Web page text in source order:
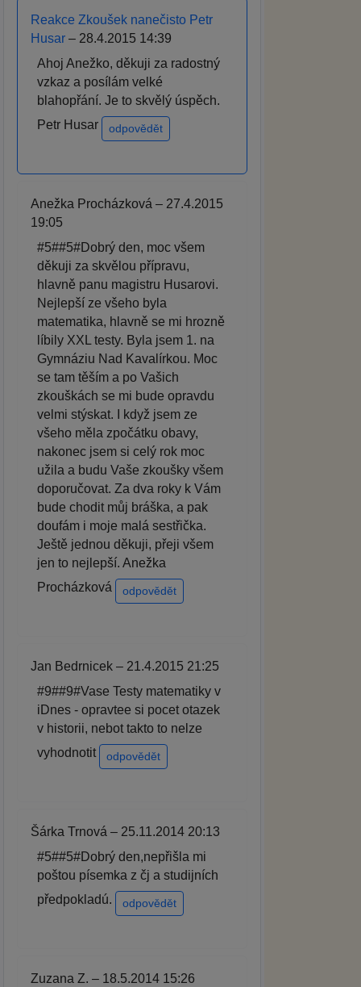
Reakce Zkoušek nanečisto Petr
Husar – 28.4.2015 14:39
Ahoj Anežko, děkuji za radostný
vzkaz a posílám velké
blahopřání. Je to skvělý úspěch.
Petr Husar
odpovědět
Anežka Procházková – 27.4.2015
19:05
#5##5#Dobrý den, moc všem
děkuji za skvělou přípravu,
hlavně panu magistru Husarovi.
Nejlepší ze všeho byla
matematika, hlavně se mi hrozně
líbily XXL testy. Byla jsem 1. na
Gymnáziu Nad Kavalírkou. Moc
se tam těším a po Vašich
zkouškách se mi bude opravdu
velmi stýskat. I když jsem ze
všeho měla zpočátku obavy,
nakonec jsem si celý rok moc
užila a budu Vaše zkoušky všem
doporučovat. Za dva roky k Vám
bude chodit můj bráška, a pak
doufám i moje malá sestřička.
Ještě jednou děkuji, přeji všem
jen to nejlepší. Anežka
Procházková
odpovědět
Jan Bedrnicek – 21.4.2015 21:25
#9##9#Vase Testy matematiky v
iDnes - opravtee si pocet otazek
v historii, nebot takto to nelze
vyhodnotit
odpovědět
Šárka Trnová – 25.11.2014 20:13
#5##5#Dobrý den,nepřišla mi
poštou písemka z čj a studijních
předpokladú.
odpovědět
Zuzana Z. – 18.5.2014 15:26